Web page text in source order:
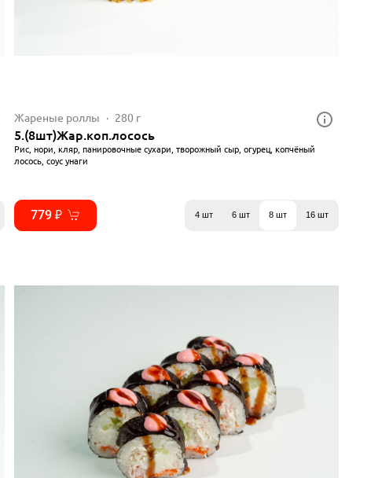
Жареные роллы 280 г
5.(8шт)Жар.коп.лосось
Рис, нори, кляр, панировочные сухари, творожный сыр, огурец, копчёный
лосось, соус унаги
779 ₽ 4 шт 6 шт 8 шт 16 шт